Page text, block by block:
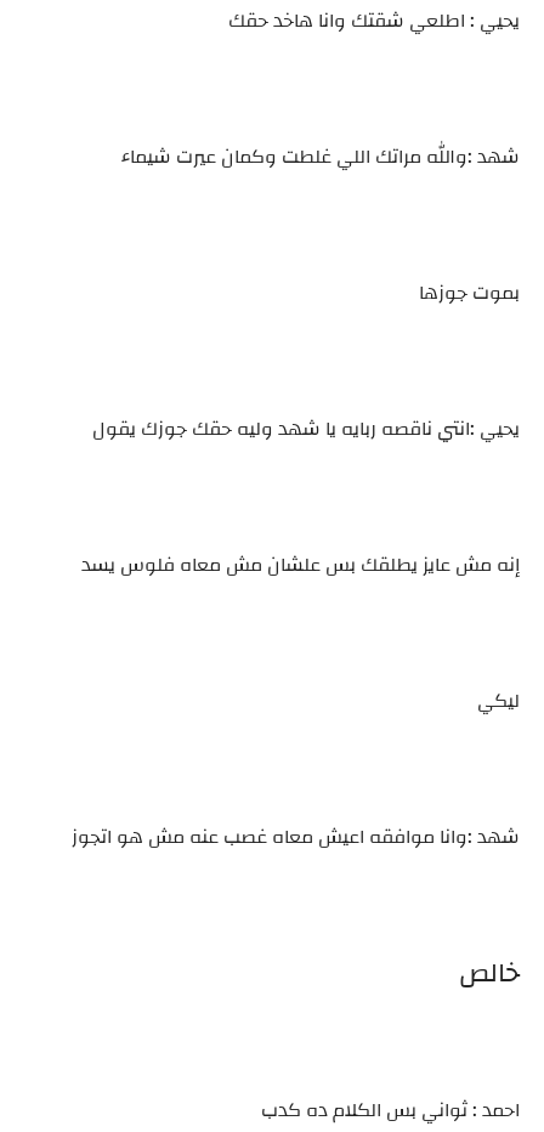
يحيي : اطلعي شقتك وانا هاخد حقك
شهد :والله مراتك اللي غلطت وكمان عيرت شيماء
بموت جوزها
يحيي :انتي ناقصه ربايه يا شهد وليه حقك جوزك يقول
إنه مش عايز يطلقك بس علشان مش معاه فلوس يسد
ليكي
شهد :وانا موافقه اعيش معاه غصب عنه مش هو اتجوز
خالص
احمد : ثواني بس الكلام ده كدب